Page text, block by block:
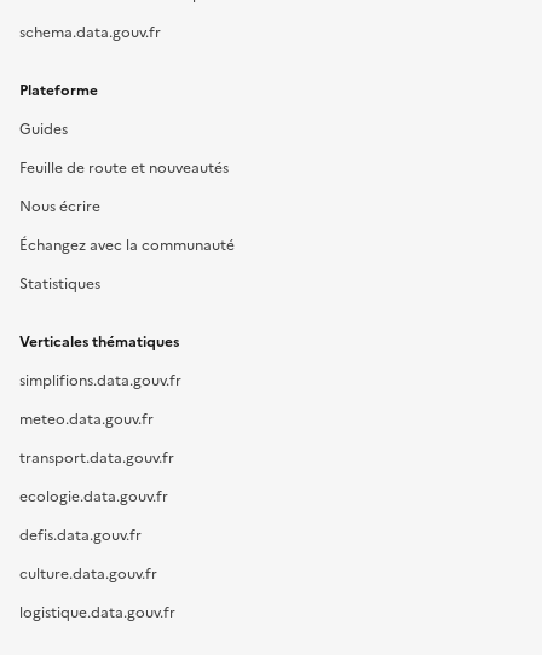
schema.data.gouv.fr
Plateforme
Guides
Feuille de route et nouveautés
Nous écrire
Échangez avec la communauté
Statistiques
Verticales thématiques
simplifions.data.gouv.fr
meteo.data.gouv.fr
transport.data.gouv.fr
ecologie.data.gouv.fr
defis.data.gouv.fr
culture.data.gouv.fr
logistique.data.gouv.fr